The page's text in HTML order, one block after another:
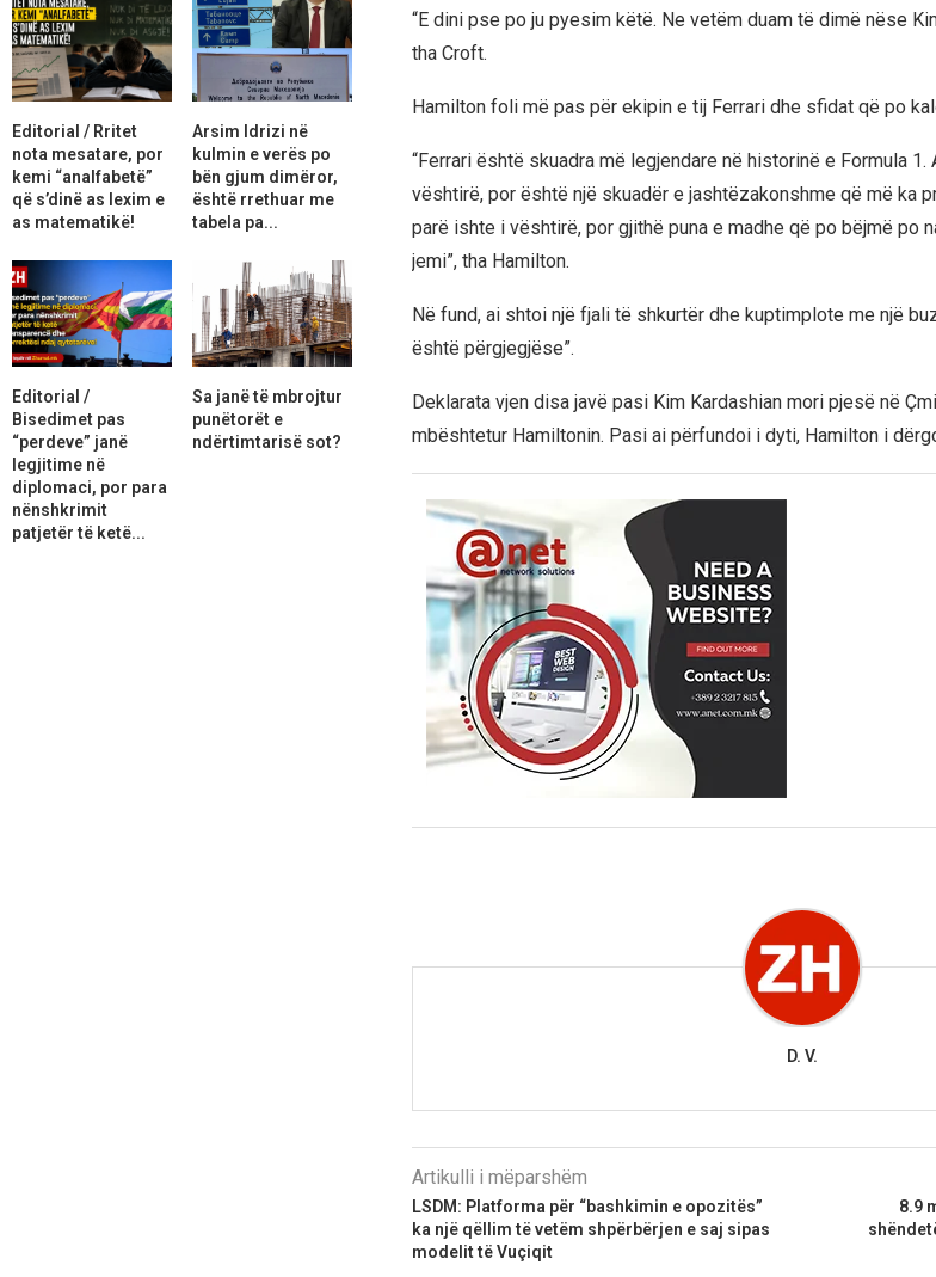
“E dini pse po ju pyesim këtë. Ne vetëm duam të dimë nëse
tha Croft.
Hamilton foli më pas për ekipin e tij Ferrari dhe sfidat që po
“Ferrari është skuadra më legjendare në historinë e Formula 1.
vështirë, por është një skuadër e jashtëzakonshme që më ka
parë ishte i vështirë, por gjithë puna e madhe që po bëjmë po
jemi”, tha Hamilton.
Në fund, ai shtoi një fjali të shkurtër dhe kuptimplote me një
është përgjegjëse”.
Deklarata vjen disa javë pasi Kim Kardashian mori pjesë në
mbështetur Hamiltonin. Pasi ai përfundoi i dyti, Hamilton i
D. V.
Artikulli i mëparshëm
LSDM: Platforma për “bashkimin e opozitës”
ka një qëllim të vetëm shpërbërjen e saj sipas
modelit të Vuçiqit
8.9
Editorial / Rritet
nota mesatare, por
kemi “analfabetë”
që s’dinë as lexim e
as matematikë!
Arsim Idrizi në
kulmin e verës po
bën gjum dimëror,
është rrethuar me
tabela pa...
Editorial /
Bisedimet pas
“perdeve” janë
legjitime në
diplomaci, por para
nënshkrimit
patjetër të ketë...
Sa janë të mbrojtur
punëtorët e
ndërtimtarisë sot?